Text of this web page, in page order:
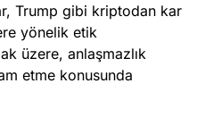
Trump gibi kriptodan kar
yönelik etik
üzere, anlaşmazlık
etme konusunda